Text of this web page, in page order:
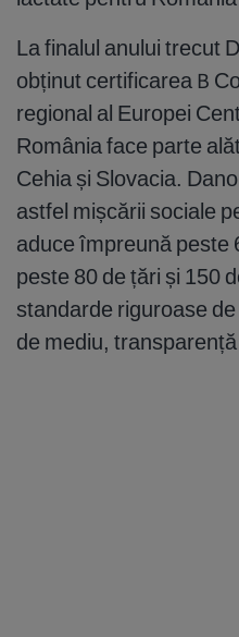
La finalul anului trecut
obținut certificarea B
regional al Europei
România face parte
Cehia și Slovacia.
astfel mișcării sociale
aduce împreună peste
peste 80 de țări și 150
standarde riguroase
de mediu,